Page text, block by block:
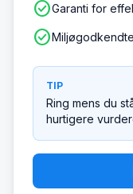
check_circleGaranti for
check_circle
TIP
Ring mens du
hurtigere